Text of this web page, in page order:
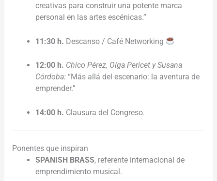
creativas para construir una potente marca
personal en las artes escénicas.”
11:30 h. Descanso / Café Networking
12:00 h. Chico Pérez, Olga Pericet y Susana
Córdoba: “Más allá del escenario: la aventura de
emprender.”
14:00 h. Clausura del Congreso.
Ponentes que inspiran
SPANISH BRASS, referente internacional de
emprendimiento musical.